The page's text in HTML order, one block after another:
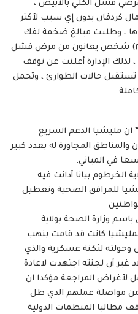
فشل الكلي بالأبيض ،
كردفان بدون إي سبب لأكثر
، وطلبت مبالغ ضخمة لفك
حجزها مما سيعرض حياة مئتي(٢٠٠) شخص يعانون من مرض فشل
، لذلك الإدارة أعلنت عن توقف
حالات الطوارئ ، وتحمل
ان مليشيا الدعم السريع
المجاورة له بعدد كبير
في المباني.
الخرطوم بيانا أدانت فيه
للمرافق الصحية وتعطيل
وزارة الصحة بولاية
كانت قد قامت بنهب
لثكنة عسكرية والذي
أن لجنته اجتهدت لاعادة
لأغراض المراجعة مؤكدا ان
من مواصلة عملهم الذي ظل
مطالبا المنظمات الدولية